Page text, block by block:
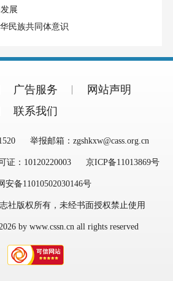
展
民族共同体意识
广告服务
网站声明
联系我们
举报邮箱：zgshkxw@cass.org.cn
证：10120220003 京ICP备11013869号
安备11010502030146号
社版权所有，未经书面授权禁止使用
by www.cssn.cn all rights reserved